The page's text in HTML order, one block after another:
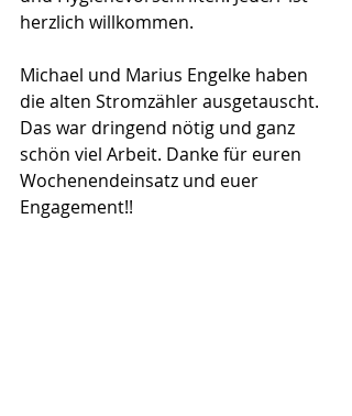
herzlich willkommen.
Michael und Marius Engelke haben
die alten Stromzähler ausgetauscht.
Das war dringend nötig und ganz
schön viel Arbeit. Danke für euren
Wochenendeinsatz und euer
Engagement!!